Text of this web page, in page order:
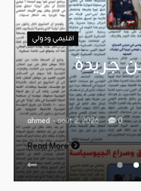
اقليمي ودولي
602 من جريدة
ahmed - août 2, 2026 0
Read More